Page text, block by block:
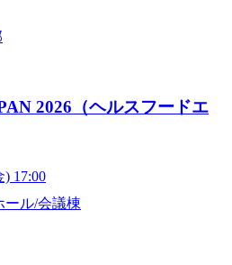
2026（ヘルスフードエ
) 17:00
ール/会議棟